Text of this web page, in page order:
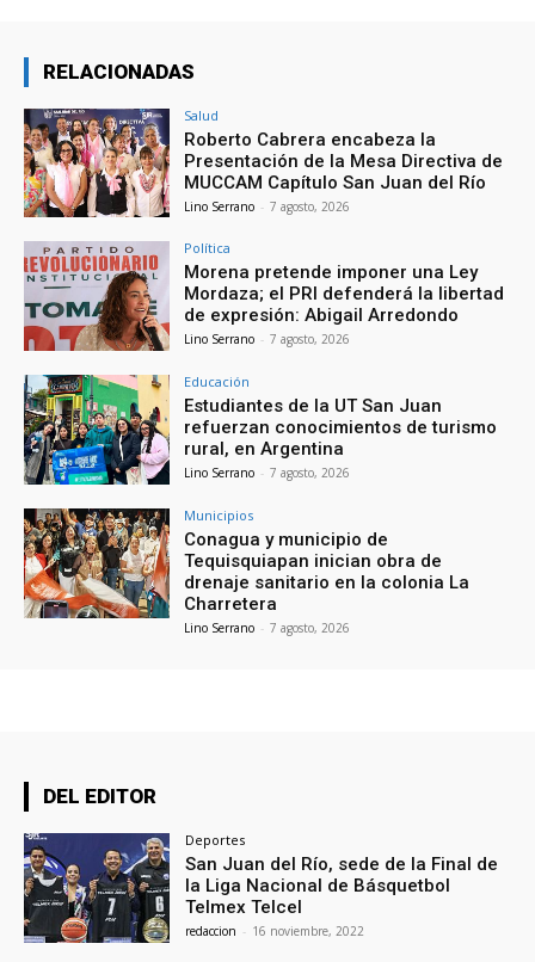
RELACIONADAS
Salud
Roberto Cabrera encabeza la
Presentación de la Mesa Directiva de
MUCCAM Capítulo San Juan del Río
Lino Serrano - 7 agosto, 2026
Política
Morena pretende imponer una Ley
Mordaza; el PRI defenderá la libertad
de expresión: Abigail Arredondo
Lino Serrano - 7 agosto, 2026
Educación
Estudiantes de la UT San Juan
refuerzan conocimientos de turismo
rural, en Argentina
Lino Serrano - 7 agosto, 2026
Municipios
Conagua y municipio de
Tequisquiapan inician obra de
drenaje sanitario en la colonia La
Charretera
Lino Serrano - 7 agosto, 2026
DEL EDITOR
Deportes
San Juan del Río, sede de la Final de
la Liga Nacional de Básquetbol
Telmex Telcel
redaccion - 16 noviembre, 2022